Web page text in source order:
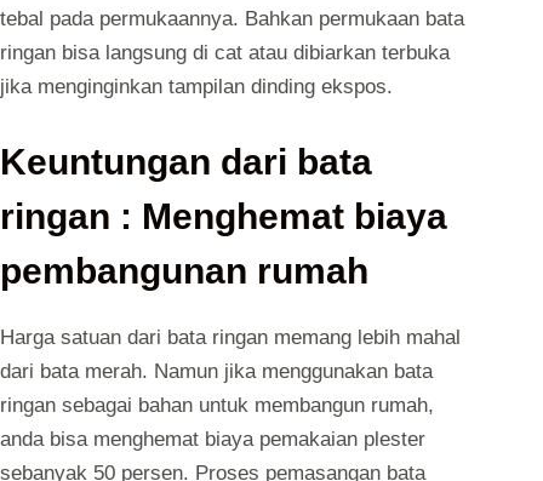
tebal pada permukaannya. Bahkan permukaan bata
ringan bisa langsung di cat atau dibiarkan terbuka
jika menginginkan tampilan dinding ekspos.
Keuntungan dari bata
ringan : Menghemat biaya
pembangunan rumah
Harga satuan dari bata ringan memang lebih mahal
dari bata merah. Namun jika menggunakan bata
ringan sebagai bahan untuk membangun rumah,
anda bisa menghemat biaya pemakaian plester
sebanyak 50 persen. Proses pemasangan bata